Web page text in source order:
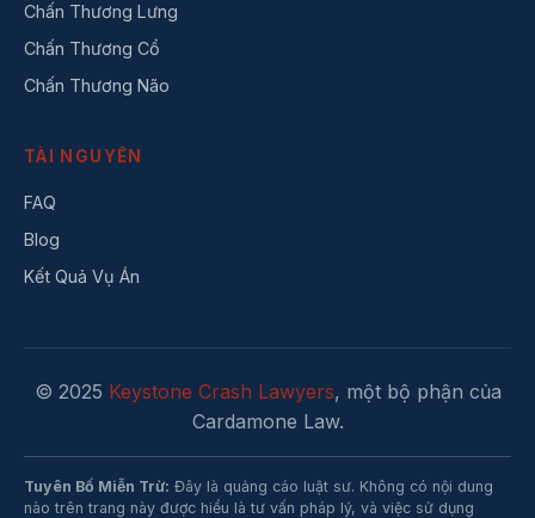
Chấn Thương Lưng
Chấn Thương Cổ
Chấn Thương Não
TÀI NGUYÊN
FAQ
Blog
Kết Quả Vụ Án
© 2025 Keystone Crash Lawyers, một bộ phận của
Cardamone Law.
Tuyên Bố Miễn Trừ: Đây là quảng cáo luật sư. Không có nội dung
nào trên trang này được hiểu là tư vấn pháp lý, và việc sử dụng